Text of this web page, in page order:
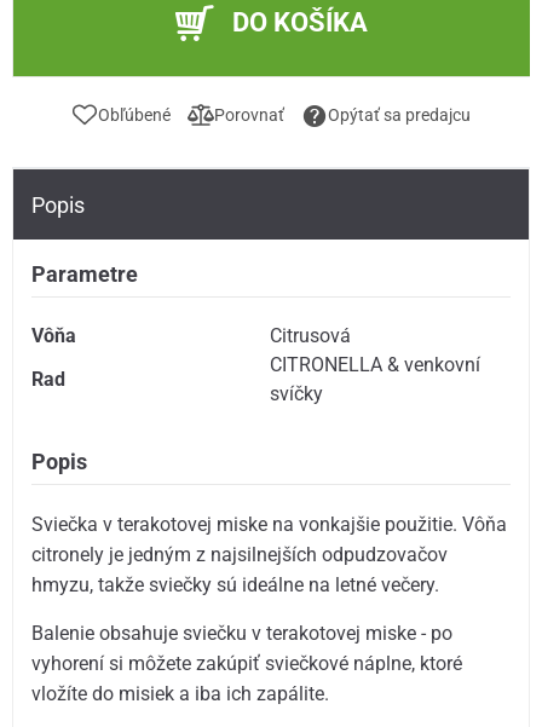
DO KOŠÍKA
Obľúbené Porovnať Opýtať sa predajcu
Popis
Parametre
Vôňa
Citrusová
Rad
CITRONELLA & venkovní
svíčky
Popis
Sviečka v terakotovej miske na vonkajšie použitie. Vôňa
citronely je jedným z najsilnejších odpudzovačov
hmyzu, takže sviečky sú ideálne na letné večery.
Balenie obsahuje sviečku v terakotovej miske - po
vyhorení si môžete zakúpiť sviečkové náplne, ktoré
vložíte do misiek a iba ich zapálite.